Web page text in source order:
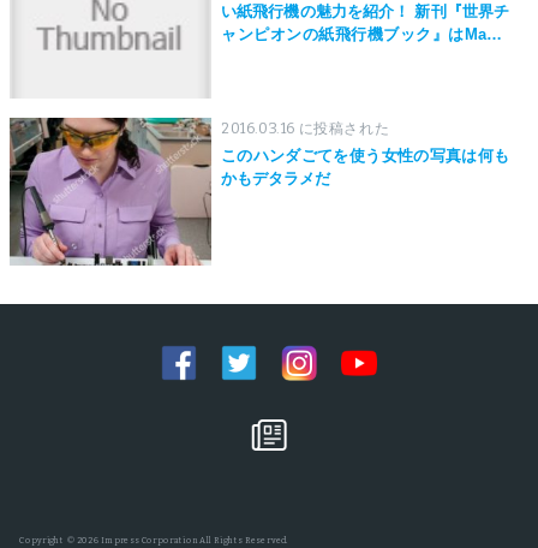
い紙飛行機の魅力を紹介！ 新刊『世界チ
ャンピオンの紙飛行機ブック』はMaker
2016.03.16 に投稿された
このハンダごてを使う女性の写真は何も
かもデタラメだ
Copyright © 2026 Impress Corporation All Rights Reserved.